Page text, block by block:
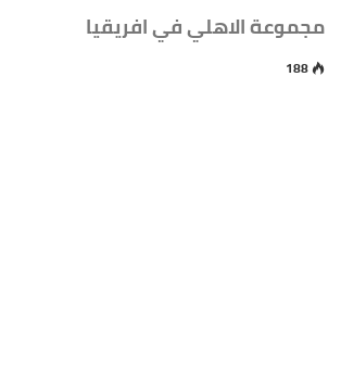
مجموعة الاهلي في افريقيا
188